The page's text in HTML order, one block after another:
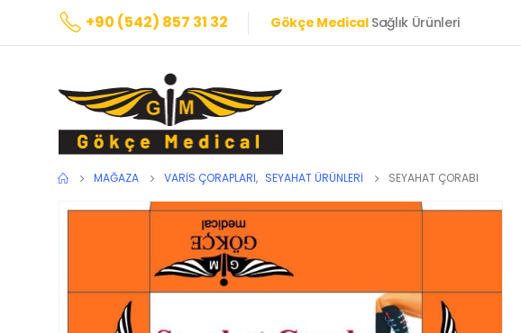
+90 (542) 857 31 32 Gökçe MedicalSağlık Ürünleri
MAĞAZA VARIS ÇORAPLARI, SEYAHAT ÜRÜNLERİ SEYAHAT ÇORABI